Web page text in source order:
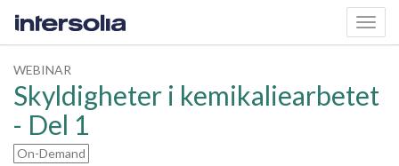
WEBINAR
Skyldigheter i kemikaliearbetet
- Del 1
On-Demand